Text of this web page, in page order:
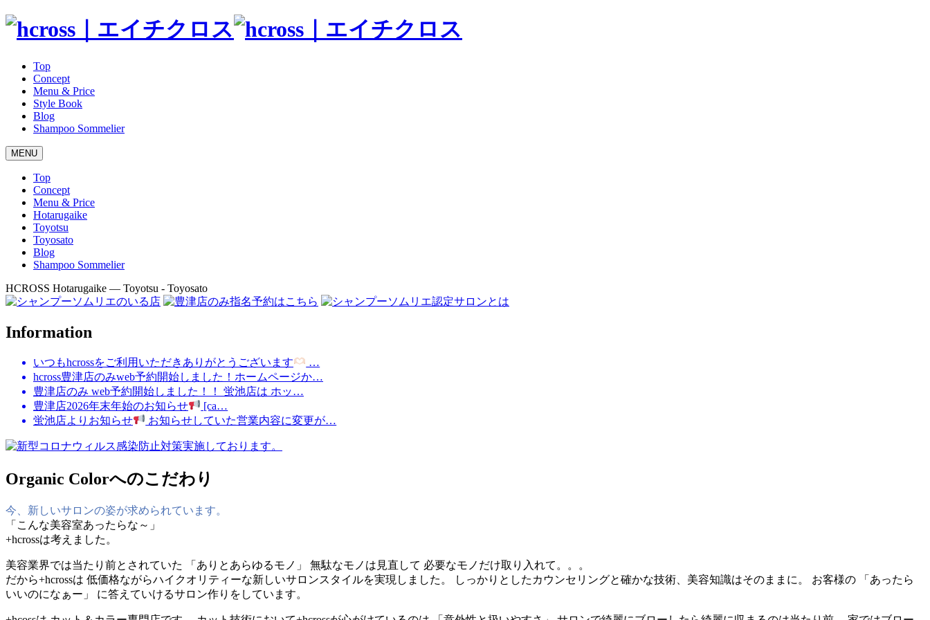
Top
Concept
Menu & Price
Style Book
Blog
Shampoo Sommelier
MENU
Top
Concept
Menu & Price
Hotarugaike
Toyotsu
Toyosato
Blog
Shampoo Sommelier
HCROSS Hotarugaike — Toyotsu - Toyosato
Information
いつもhcrossをご利用いただきありがとうございます
…
hcross豊津店のみweb予約開始しました！ホームページか…
豊津店のみ web予約開始しました！！ 蛍池店は ホッ…
豊津店2026年末年始のお知らせ
[ca…
蛍池店よりお知らせ
お知らせしていた営業内容に変更が…
Organic Colorへのこだわり
今、新しいサロンの姿が求められています。
「こんな美容室あったらな～」
+hcrossは考えました。
美容業界では当たり前とされていた 「ありとあらゆるモノ」 無駄なモノは見直して 必要なモノだけ取り入れて。。。
だから+hcrossは 低価格ながらハイクオリティーな新しいサロンスタイルを実現しました。 しっかりとしたカウンセリングと確かな技術、美容知識はそのままに。 お客様の 「あったら
いいのになぁー」 に答えていけるサロン作りをしています。